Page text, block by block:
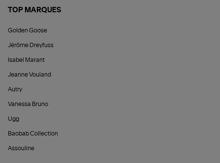
TOP MARQUES
Golden Goose
Jérôme Dreyfuss
Isabel Marant
Jeanne Vouland
Autry
Vanessa Bruno
Ugg
Baobab Collection
Assouline